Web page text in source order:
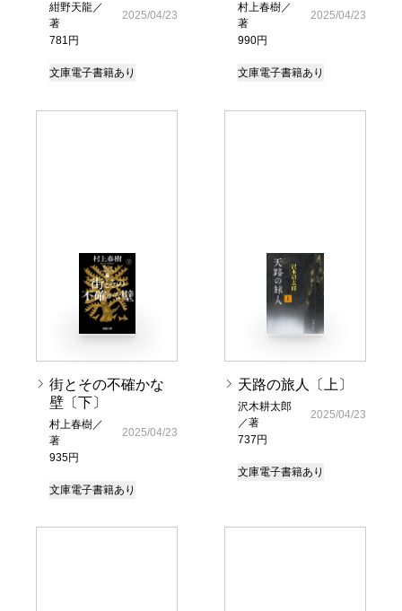
紺野天龍／
著
781円
2025/04/23
文庫電子書籍あり
村上春樹／
著
990円
2025/04/23
文庫電子書籍あり
街とその不確かな
壁〔下〕
村上春樹／
著
935円
2025/04/23
文庫電子書籍あり
天路の旅人〔上〕
沢木耕太郎
／著
737円
2025/04/23
文庫電子書籍あり